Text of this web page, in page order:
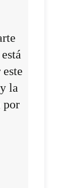
la
por